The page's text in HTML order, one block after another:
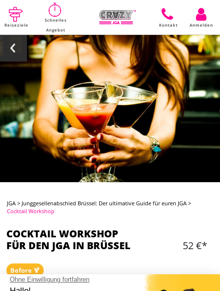
Reiseziele
Schnelles
Angebot
Kontakt Anmelden
JGA > Junggesellenabschied Brüssel: Der ultimative Guide für euren JGA >
Cocktail Workshop
COCKTAIL WORKSHOP
FÜR DEN JGA IN BRÜSSEL
52 €*
Before 🍹